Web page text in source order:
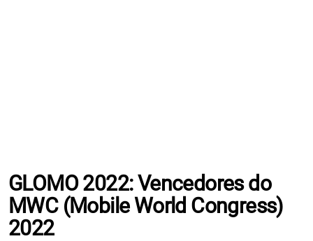
GLOMO 2022: Vencedores do
MWC (Mobile World Congress)
2022